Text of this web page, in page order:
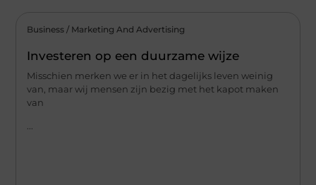
Business / Marketing And Advertising
Investeren op een duurzame wijze
Misschien merken we er in het dagelijks leven weinig
van, maar wij mensen zijn bezig met het kapot maken
van
...